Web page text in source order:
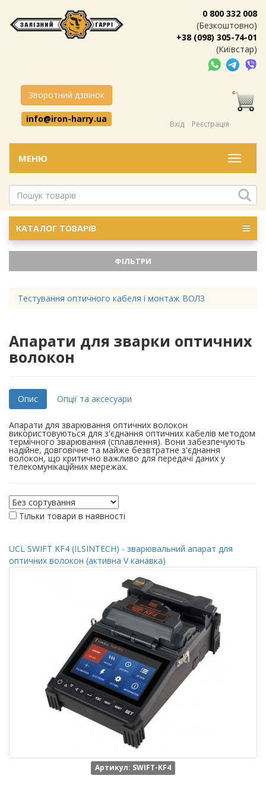
0 800 332 008
(Безкоштовно)
+38 (098) 305-74-01
(Київстар)
Зворотний дзвінок
info@iron-harry.ua
Вхід Реєстрація
Меню
МЕНЮ
КАТАЛОГ ТОВАРІВ
ФІЛЬТРИ
Тестування оптичного кабеля і монтаж ВОЛЗ
Апарати для зварки оптичних
волокон
Опис Опції та аксесуари
Апарати для зварювання оптичних волокон
використовуються для з'єднання оптичних кабелів методом
термічного зварювання (сплавлення). Вони забезпечують
надійне, довговічне та майже безвтратне з'єднання
волокон, що критично важливо для передачі даних у
телекомунікаційних мережах.
Тільки товари в наявності
UCL SWIFT KF4 (ILSINTECH) - зварювальний апарат для
оптичних волокон (активна V канавка)
Артикул: SWIFT-KF4